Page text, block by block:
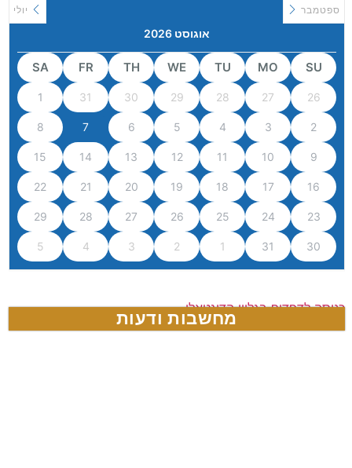
יולי
אוגוסט 2026
ספטמבר
SU
MO
TU
WE
TH
FR
SA
26
27
28
29
30
31
1
2
3
4
5
6
7
8
9
10
11
12
13
14
15
16
17
18
19
20
21
22
23
24
25
26
27
28
29
30
31
1
2
3
4
5
כניסה לדפדוף בגליון הדיגטאלי
מחשבות ודעות